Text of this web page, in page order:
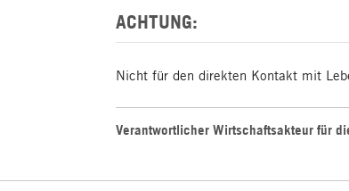
ACHTUNG:
Nicht für den direkten Kontakt mit
Verantwortlicher Wirtschaftsakteur für